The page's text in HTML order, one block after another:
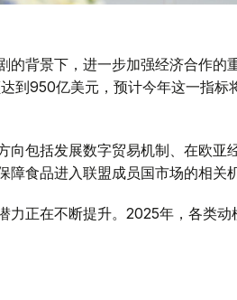
背景下，进一步加强经济合作的
到950亿美元，预计今年这一指标
向包括发展数字贸易机制、在欧亚
食品进入联盟成员国市场的相关机
力正在不断提升。2025年，各类